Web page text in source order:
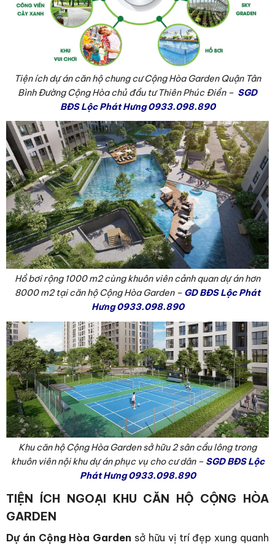
Tiện ích dự án căn hộ chung cư Cộng Hòa Garden Quận Tân
Bình Đường Cộng Hòa chủ đầu tư Thiên Phúc Điền – SGD
BĐS Lộc Phát Hưng 0933.098.890
Hồ bơi rộng 1000 m2 cùng khuôn viên cảnh quan dự án hơn
8000 m2 tại căn hộ Cộng Hòa Garden – GD BĐS Lộc Phát
Hưng 0933.098.890
Khu căn hộ Cộng Hòa Garden sở hữu 2 sân cầu lông trong
khuôn viên nội khu dự án phục vụ cho cư dân – SGD BĐS Lộc
Phát Hưng 0933.098.890
TIỆN ÍCH NGOẠI KHU CĂN HỘ CỘNG HÒA
GARDEN
Dự án Cộng Hòa Garden sở hữu vị trí đẹp xung quanh